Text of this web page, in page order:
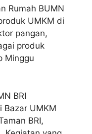
Rumah BUMN
UMKM di
pangan,
produk
Minggu
BRI
Bazar UMKM
BRI,